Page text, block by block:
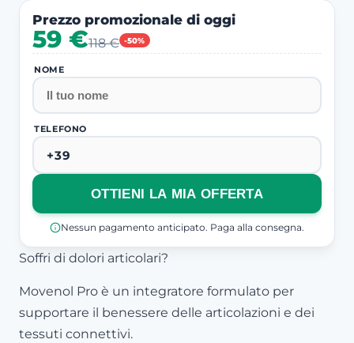
Prezzo promozionale di oggi
-50%
59 €118 €
NOME
TELEFONO
OTTIENI LA MIA OFFERTA
Nessun pagamento anticipato. Paga alla consegna.
Soffri di dolori articolari?
Movenol Pro è un integratore formulato per
supportare il benessere delle articolazioni e dei
tessuti connettivi.